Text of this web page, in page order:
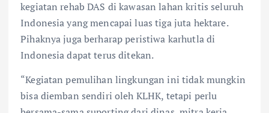
kegiatan rehab DAS di kawasan lahan kritis seluruh
Indonesia yang mencapai luas tiga juta hektare.
Pihaknya juga berharap peristiwa karhutla di
Indonesia dapat terus ditekan.
“Kegiatan pemulihan lingkungan ini tidak mungkin
bisa diemban sendiri oleh KLHK, tetapi perlu